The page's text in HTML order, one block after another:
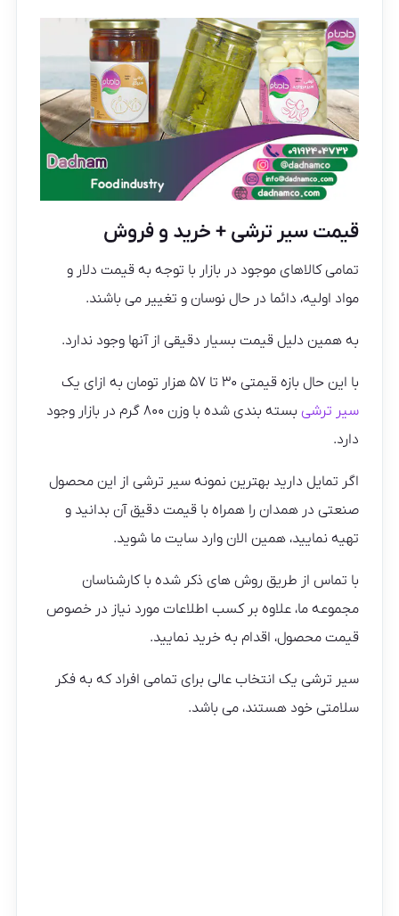
قیمت سیر ترشی + خرید و فروش
تمامی کالاهای موجود در بازار با توجه به قیمت دلار و
مواد اولیه، دائما در حال نوسان و تغییر می باشند.
به همین دلیل قیمت بسیار دقیقی از آنها وجود ندارد.
با این حال بازه قیمتی ۳۰ تا ۵۷ هزار تومان به ازای یک
سیر ترشی
بسته بندی شده با وزن ۸۰۰ گرم در بازار وجود
دارد.
اگر تمایل دارید بهترین نمونه سیر ترشی از این محصول
صنعتی در همدان را همراه با قیمت دقیق آن بدانید و
تهیه نمایید، همین الان وارد سایت ما شوید.
با تماس از طریق روش های ذکر شده با کارشناسان
مجموعه ما، علاوه بر کسب اطلاعات مورد نیاز در خصوص
قیمت محصول، اقدام به خرید نمایید.
سیر ترشی یک انتخاب عالی برای تمامی افراد که به فکر
سلامتی خود هستند، می باشد.